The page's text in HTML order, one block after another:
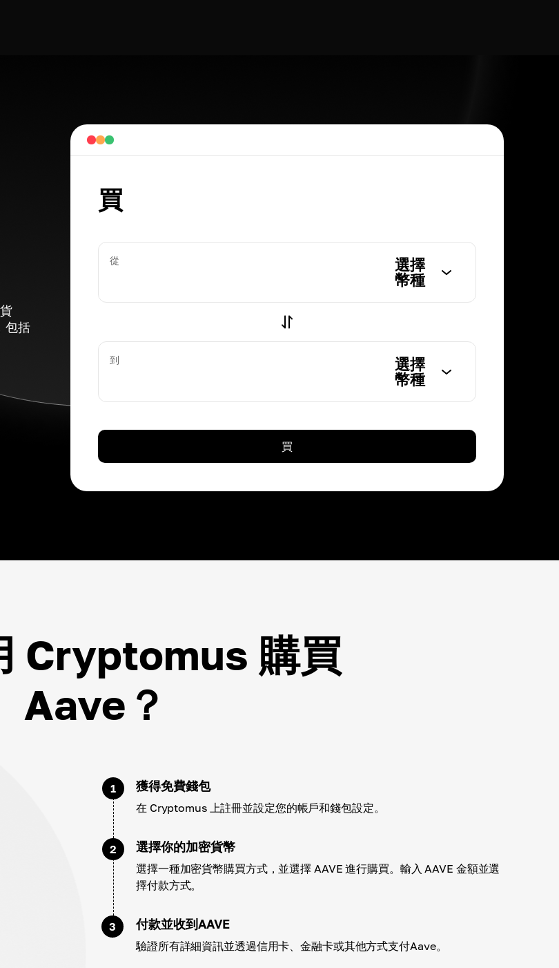
包括
買
從
選擇
幣種
到
選擇
幣種
買
Cryptomus 購買
Aave？
1 獲得免費錢包
在 Cryptomus 上註冊並設定您的帳戶和錢包設定。
2 選擇你的加密貨幣
選擇一種加密貨幣購買方式，並選擇 AAVE 進行購買。輸入 AAVE 金額並選
擇付款方式。
3 付款並收到AAVE
驗證所有詳細資訊並透過信用卡、金融卡或其他方式支付Aave。